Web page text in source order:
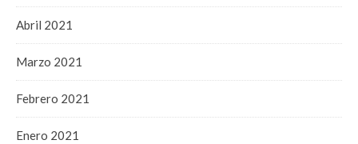
Abril 2021
Marzo 2021
Febrero 2021
Enero 2021